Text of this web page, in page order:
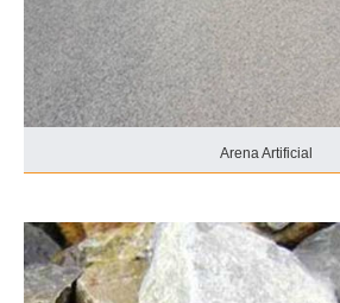
Arena Artificial